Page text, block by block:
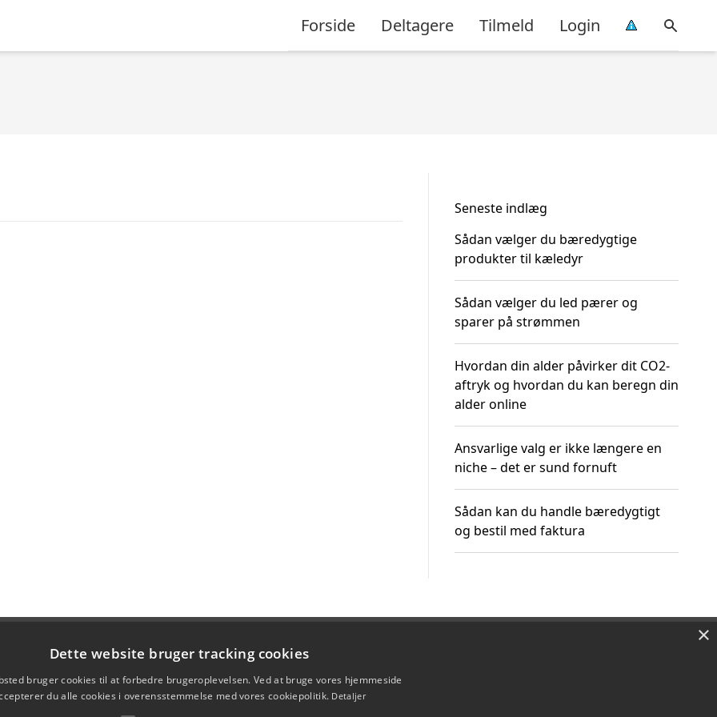
Forside Deltagere Tilmeld Login
Seneste indlæg
Sådan vælger du bæredygtige
produkter til kæledyr
Sådan vælger du led pærer og
sparer på strømmen
Hvordan din alder påvirker dit CO2-
aftryk og hvordan du kan beregn din
alder online
Ansvarlige valg er ikke længere en
niche – det er sund fornuft
Sådan kan du handle bæredygtigt
og bestil med faktura
×
Dette website bruger tracking cookies
bruger cookies til at forbedre brugeroplevelsen. Ved at bruge vores hjemmeside
du alle cookies i overensstemmelse med vores cookiepolitik. Detaljer